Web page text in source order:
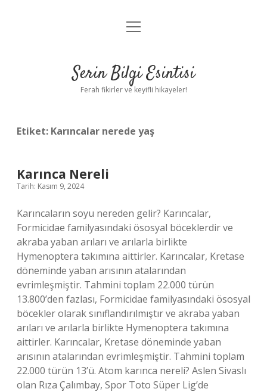
Anasayfa
Yasal Uyarı
menüyü
Serin Bilgi Esintisi
Ferah fikirler ve keyifli hikayeler!
Etiket: Karıncalar nerede yaş
Karınca Nereli
Tarih: Kasım 9, 2024
Karıncaların soyu nereden gelir? Karıncalar,
Formicidae familyasındaki ösosyal böceklerdir ve
akraba yaban arıları ve arılarla birlikte
Hymenoptera takımına aittirler. Karıncalar, Kretase
döneminde yaban arısının atalarından
evrimleşmiştir. Tahmini toplam 22.000 türün
13.800’den fazlası, Formicidae familyasındaki ösosyal
böcekler olarak sınıflandırılmıştır ve akraba yaban
arıları ve arılarla birlikte Hymenoptera takımına
aittirler. Karıncalar, Kretase döneminde yaban
arısının atalarından evrimleşmiştir. Tahmini toplam
22.000 türün 13’ü. Atom karınca nereli? Aslen Sivaslı
olan Rıza Çalımbay, Spor Toto Süper Lig’de